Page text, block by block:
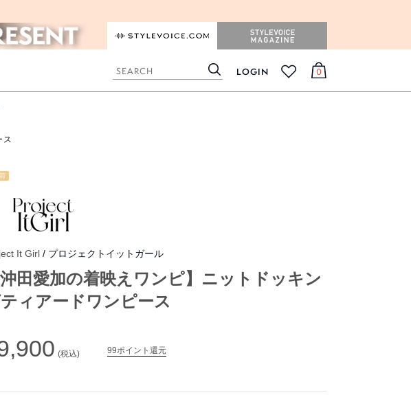
検
索
LOGIN
0
ス
It Girl / プロジェクトイットガール
沖田愛加の着映えワンピ】ニットドッキン
ィアードワンピース
(税込) 99ポイント還元